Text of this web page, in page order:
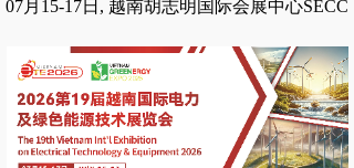
07月15-17日, 越南胡志明国际会展中心SECC